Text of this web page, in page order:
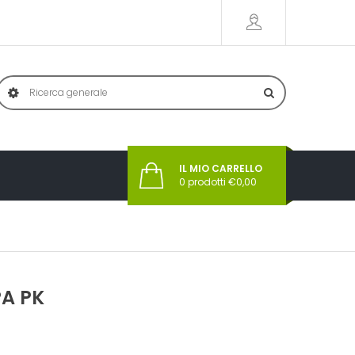
IL MIO CARRELLO
0 prodotti €0,00
PK